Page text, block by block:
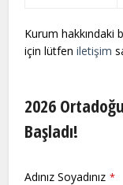
Kurum hakkındaki
için lütfeniletişim
2026
Başladı!
Adınız Soyadınız *